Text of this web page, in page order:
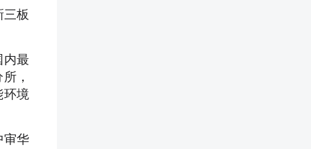
板
内最
，
环境
审华